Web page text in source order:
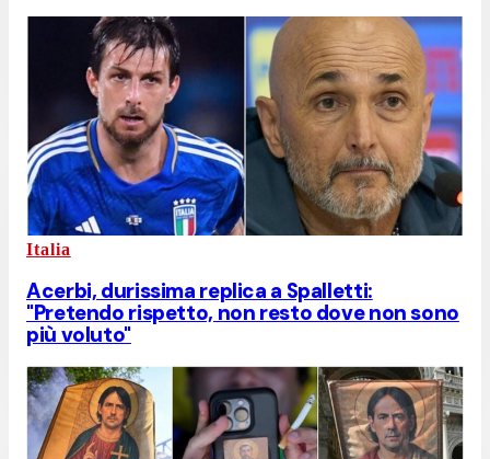
Italia
Acerbi, durissima replica a Spalletti:
"Pretendo rispetto, non resto dove non sono
più voluto"